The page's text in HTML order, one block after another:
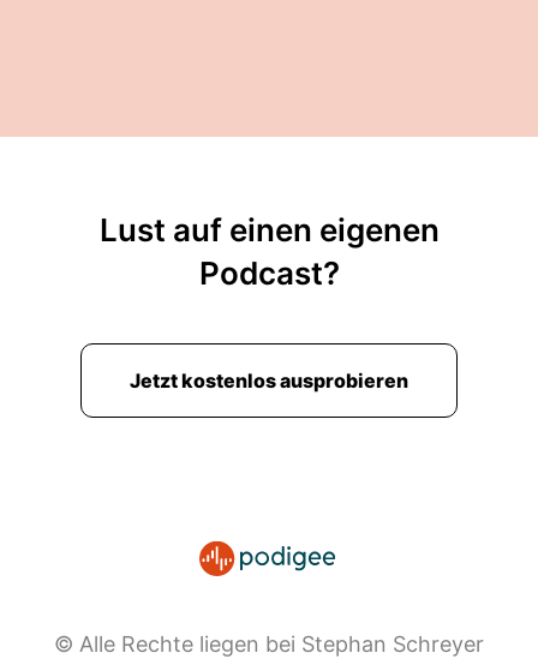
Lust auf einen eigenen
Podcast?
Jetzt kostenlos ausprobieren
© Alle Rechte liegen bei Stephan Schreyer